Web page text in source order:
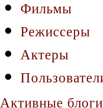
Фильмы
Режиссеры
Актеры
Активные блоги